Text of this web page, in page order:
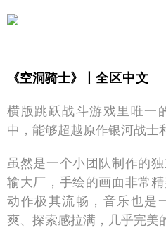
《空洞骑士》丨 全区中文
横版跳跃战斗游戏里唯一
中，能够超越原作银河战士
虽然是一个小团队制作的
输大厂，手绘的画面非常
动作极其流畅，音乐也是
爽、探索感拉满，几乎完美